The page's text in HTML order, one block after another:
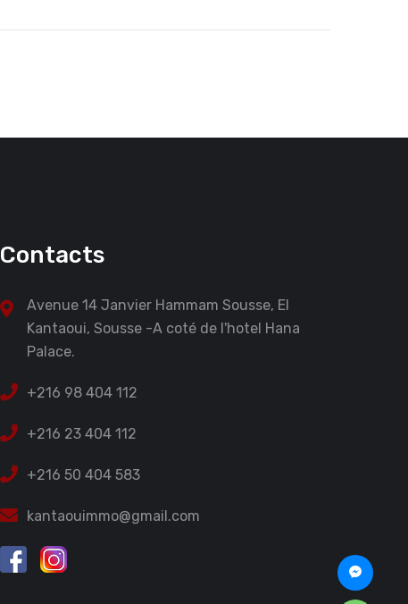
Contacts
Avenue 14 Janvier Hammam Sousse, El
Kantaoui, Sousse -A coté de l'hotel Hana
Palace.
+216 98 404 112
+216 23 404 112
+216 50 404 583
kantaouimmo@gmail.com